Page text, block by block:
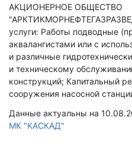
АКЦИОНЕРНОЕ ОБЩЕСТВО
услуги: Работы подводные
аквалангистами или с
и различные
и техническому
конструкций; Капитальный
сооружения насосной
Данные актуальны на
МК "КАСКАД"